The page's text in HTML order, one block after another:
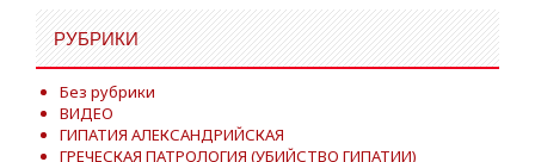
РУБРИКИ
Без рубрики
ВИДЕО
ГИПАТИЯ АЛЕКСАНДРИЙСКАЯ
ГРЕЧЕСКАЯ ПАТРОЛОГИЯ (УБИЙСТВО ГИПАТИИ)